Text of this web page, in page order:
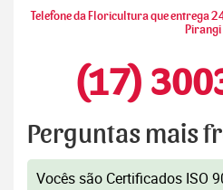
Telefone da Floricultura que entrega
Pirangi
(17)
Perguntas mais
Vocês são Certificados ISO